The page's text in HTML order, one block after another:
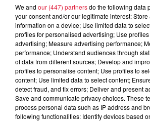
Toute l'actu
6 août 2026
À Hoerdt, de l’eau
robinets
We and our (447) partnersdo the following data
your consent and/or our legitimate interest:
information on a device; Use limited data to
profiles for personalised advertising; Use
advertising; Measure advertising performance;
performance; Understand audiences through
of data from different sources; Develop and
profiles to personalise content; Use profiles to
content; Use limited data to select content;
detect fraud, and fix errors; Deliver and present
Save and communicate privacy choices. These
process personal data such as IP address and
following functionalities: Identify devices based